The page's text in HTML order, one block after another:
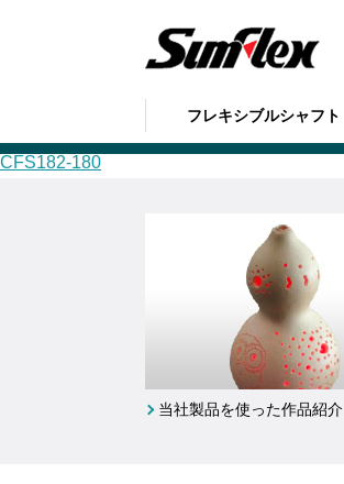
フレキシブルシャフト
CFS182-180
当社製品を使った作品紹介